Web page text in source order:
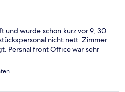
und wurde schon kurz vor 9,:30
nicht nett. Zimmer
Persnal front Office war sehr